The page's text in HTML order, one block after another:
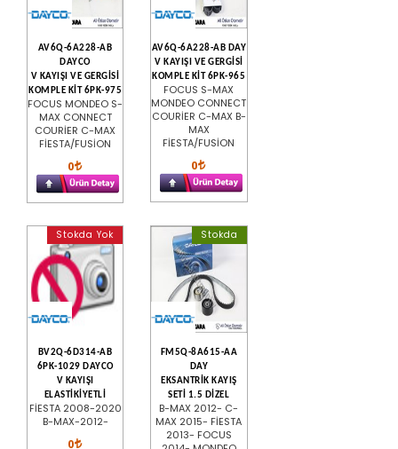
AV6Q-6A228-AB
DAYCO
V KAYIŞI VE GERGİSİ
KOMPLE KİT 6PK-975
FOCUS MONDEO S-
MAX CONNECT
COURİER C-MAX
FİESTA/FUSİON
0
AV6Q-6A228-AB DAY
V KAYIŞI VE GERGİSİ
KOMPLE KİT 6PK-965
FOCUS S-MAX
MONDEO CONNECT
COURİER C-MAX B-
MAX
FİESTA/FUSİON
0
Stokda Yok
BV2Q-6D314-AB
6PK-1029 DAYCO
V KAYIŞI
ELASTİKİYETLİ
FİESTA 2008-2020
B-MAX-2012-
0
Stokda
FM5Q-8A615-AA
DAY
EKSANTRİK KAYIŞ
SETİ 1.5 DİZEL
B-MAX 2012- C-
MAX 2015- FİESTA
2013- FOCUS